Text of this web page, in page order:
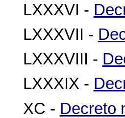
LXXXVI -
LXXXVII -
LXXXVIII -
LXXXIX -
XC - Decreto